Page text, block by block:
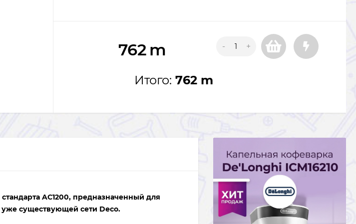
762 m - +
Итого: 762 m
AC1200, предназначенный для
существующей сети Deco.